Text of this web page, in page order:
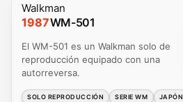
Walkman
1987WM-501
El WM-501 es un Walkman solo de
reproducción equipado con una
autorreversa.
SOLO REPRODUCCIÓN SERIE WM JAPÓN